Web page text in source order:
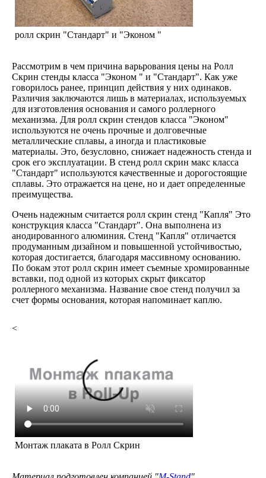
ролл скрин "Стандарт" и "Эконом "
Рассмотрим в чем причина варьрования цены на Ролл
Скрин стенды класса "Эконом " и "Стандарт". Как уже
говорилось ранее, принцип действия у них одинаков.
Различия заключаются лишь в материалах, используемых
для изготовления основания и самого роллерного
механизма. Для ролл скрин стендов класса "Эконом"
используются не очень прочные и долговечные
металлические сплавы, а иногда и пластиковые
материалы. Это, безусловно, снижает надежность стенда и
срок его эксплуатации. В стенд ролл скрин макс класса
"Стандарт" используются качественные и дорогостоящие
сплавы. Это отражается на цене, но и дает определенные
преимущества.
Очень надежным считается ролл скрин стенд "Капля" Это
конструкция класса "Стандарт". Она выполнена из
анодированного алюминия. Стенд "Капля" отличается
продуманным дизайном и повышенной устойчивостью,
которая достигается, благодаря массивному основанию.
По бокам этот ролл скрин имеет съемные хромированные
вставки, под одной из которых скрыт фиксатор
роллерного механизма. Название свое стенд получил за
счет формы основания, которая напоминает каплю.
<
Монтаж плаката в Ролл Скрин